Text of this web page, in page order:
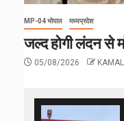
MP-04 भोपाल मध्यप्रदेश
जल्द होगी लंदन से
05/08/2026